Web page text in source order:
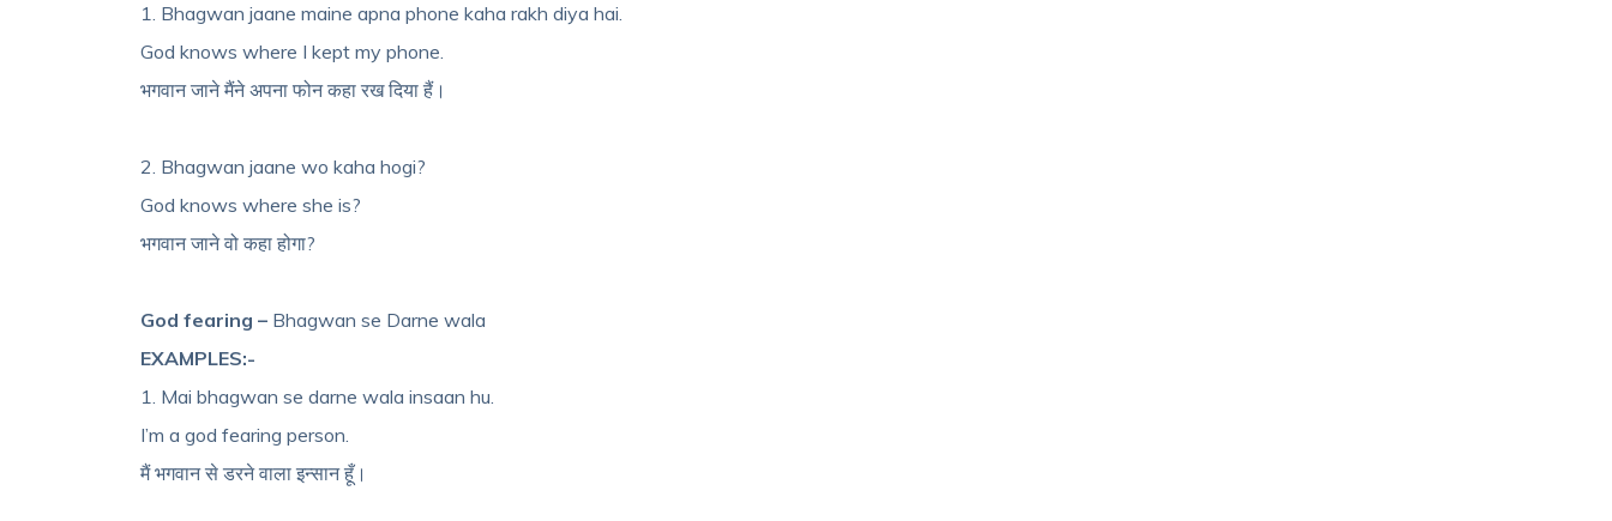
1. Bhagwan jaane maine apna phone kaha rakh diya hai.
God knows where I kept my phone.
भगवान जाने मैंने अपना फोन कहा रख दिया हैं।
2. Bhagwan jaane wo kaha hogi?
God knows where she is?
भगवान जाने वो कहा होगा?
God fearing – Bhagwan se Darne wala
EXAMPLES:-
1. Mai bhagwan se darne wala insaan hu.
I’m a god fearing person.
मैं भगवान से डरने वाला इन्सान हूँ।